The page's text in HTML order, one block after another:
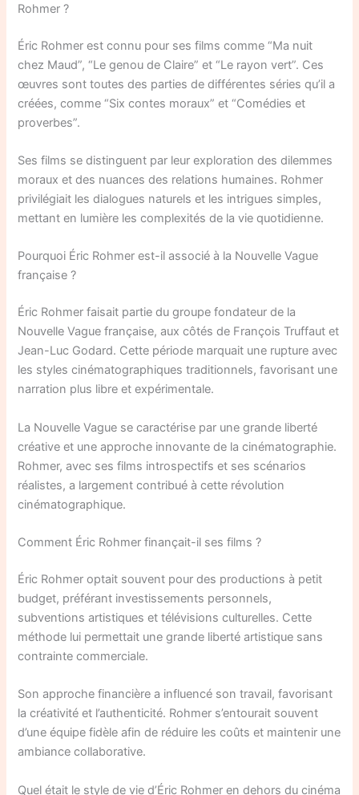
Rohmer ?
Éric Rohmer est connu pour ses films comme “Ma nuit
chez Maud”, “Le genou de Claire” et “Le rayon vert”. Ces
œuvres sont toutes des parties de différentes séries qu’il a
créées, comme “Six contes moraux” et “Comédies et
proverbes”.
Ses films se distinguent par leur exploration des dilemmes
moraux et des nuances des relations humaines. Rohmer
privilégiait les dialogues naturels et les intrigues simples,
mettant en lumière les complexités de la vie quotidienne.
Pourquoi Éric Rohmer est-il associé à la Nouvelle Vague
française ?
Éric Rohmer faisait partie du groupe fondateur de la
Nouvelle Vague française, aux côtés de François Truffaut et
Jean-Luc Godard. Cette période marquait une rupture avec
les styles cinématographiques traditionnels, favorisant une
narration plus libre et expérimentale.
La Nouvelle Vague se caractérise par une grande liberté
créative et une approche innovante de la cinématographie.
Rohmer, avec ses films introspectifs et ses scénarios
réalistes, a largement contribué à cette révolution
cinématographique.
Comment Éric Rohmer finançait-il ses films ?
Éric Rohmer optait souvent pour des productions à petit
budget, préférant investissements personnels,
subventions artistiques et télévisions culturelles. Cette
méthode lui permettait une grande liberté artistique sans
contrainte commerciale.
Son approche financière a influencé son travail, favorisant
la créativité et l’authenticité. Rohmer s’entourait souvent
d’une équipe fidèle afin de réduire les coûts et maintenir une
ambiance collaborative.
Quel était le style de vie d’Éric Rohmer en dehors du cinéma